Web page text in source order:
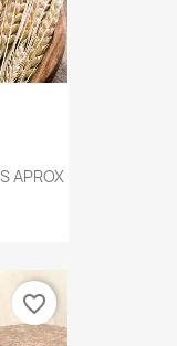
APROX
favorite_border